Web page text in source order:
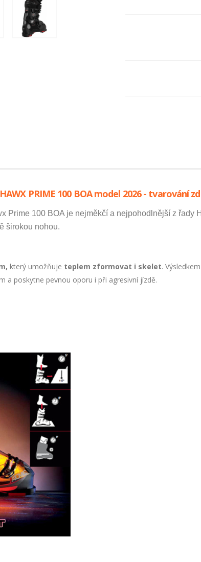
PRIME 100 BOA model 2026 - tvarování
Prime 100 BOA je nejměkčí a nejpohodlnější z řady
širokou nohou.
který umožňuje teplem zformovat i skelet.
a poskytne pevnou oporu i při agresivní jízdě.